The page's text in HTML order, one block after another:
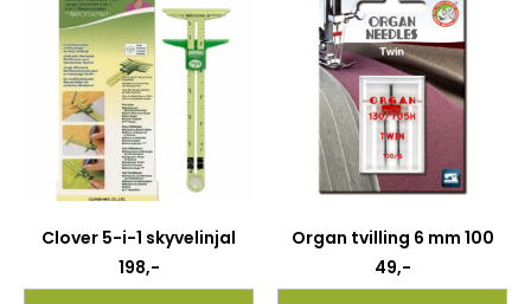
Clover 5-i-1 skyvelinjal
198,-
Organ tvilling 6 mm 100
49,-